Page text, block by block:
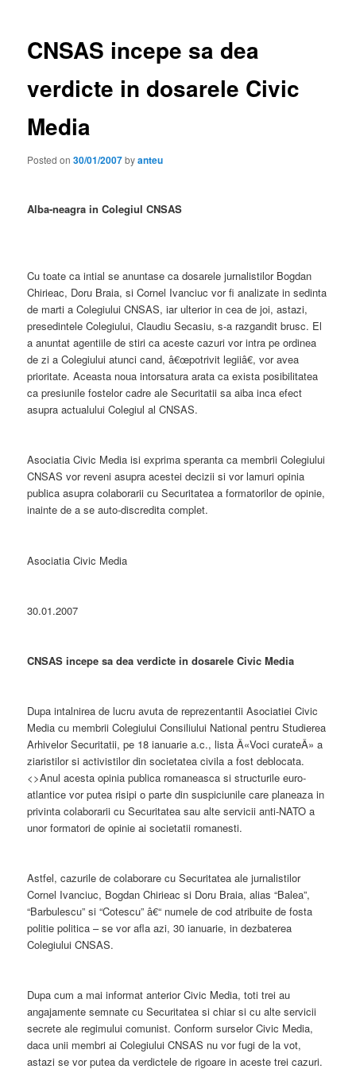
CNSAS incepe sa dea
verdicte in dosarele Civic
Media
Posted on30/01/2007byanteu
Alba-neagra in Colegiul CNSAS
Cu toate ca intial se anuntase ca dosarele jurnalistilor Bogdan
Chirieac, Doru Braia, si Cornel Ivanciuc vor fi analizate in sedinta
de marti a Colegiului CNSAS, iar ulterior in cea de joi, astazi,
presedintele Colegiului, Claudiu Secasiu, s-a razgandit brusc. El
a anuntat agentiile de stiri ca aceste cazuri vor intra pe ordinea
de zi a Colegiului atunci cand, â€œpotrivit legiiâ€, vor avea
prioritate. Aceasta noua intorsatura arata ca exista posibilitatea
ca presiunile fostelor cadre ale Securitatii sa aiba inca efect
asupra actualului Colegiul al CNSAS.
Asociatia Civic Media isi exprima speranta ca membrii Colegiului
CNSAS vor reveni asupra acestei decizii si vor lamuri opinia
publica asupra colaborarii cu Securitatea a formatorilor de opinie,
inainte de a se auto-discredita complet.
Asociatia Civic Media
30.01.2007
CNSAS incepe sa dea verdicte in dosarele Civic Media
Dupa intalnirea de lucru avuta de reprezentantii Asociatiei Civic
Media cu membrii Colegiului Consiliului National pentru Studierea
Arhivelor Securitatii, pe 18 ianuarie a.c., lista Â«Voci curateÂ» a
ziaristilor si activistilor din societatea civila a fost deblocata.
<>Anul acesta opinia publica romaneasca si structurile euro-
atlantice vor putea risipi o parte din suspiciunile care planeaza in
privinta colaborarii cu Securitatea sau alte servicii anti-NATO a
unor formatori de opinie ai societatii romanesti.
Astfel, cazurile de colaborare cu Securitatea ale jurnalistilor
Cornel Ivanciuc, Bogdan Chirieac si Doru Braia, alias “Balea”,
“Barbulescu” si “Cotescu” â€“ numele de cod atribuite de fosta
politie politica – se vor afla azi, 30 ianuarie, in dezbaterea
Colegiului CNSAS.
Dupa cum a mai informat anterior Civic Media, toti trei au
angajamente semnate cu Securitatea si chiar si cu alte servicii
secrete ale regimului comunist. Conform surselor Civic Media,
daca unii membri ai Colegiului CNSAS nu vor fugi de la vot,
astazi se vor putea da verdictele de rigoare in aceste trei cazuri.